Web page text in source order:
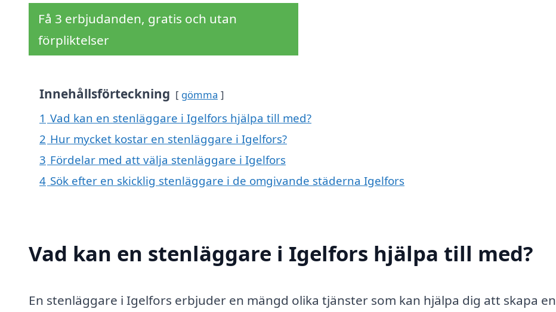
Få 3 erbjudanden, gratis och utan
förpliktelser
Innehållsförteckning gömma
1 Vad kan en stenläggare i Igelfors hjälpa till med?
2 Hur mycket kostar en stenläggare i Igelfors?
3 Fördelar med att välja stenläggare i Igelfors
4 Sök efter en skicklig stenläggare i de omgivande städerna Igelfors
Vad kan en stenläggare i Igelfors hjälpa till med?
En stenläggare i Igelfors erbjuder en mängd olika tjänster som kan hjälpa dig att skapa en